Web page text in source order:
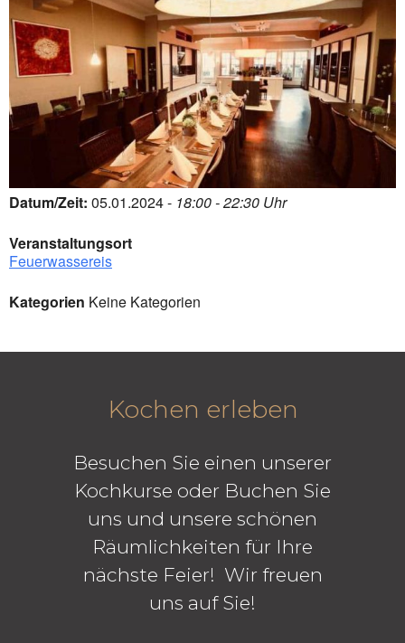
Datum/Zeit: 05.01.2024 - 18:00 - 22:30 Uhr
Veranstaltungsort
Feuerwassereis
Kategorien Keine Kategorien
Kochen erleben
Besuchen Sie einen unserer
Kochkurse oder Buchen Sie
uns und unsere schönen
Räumlichkeiten für Ihre
nächste Feier! Wir freuen
uns auf Sie!